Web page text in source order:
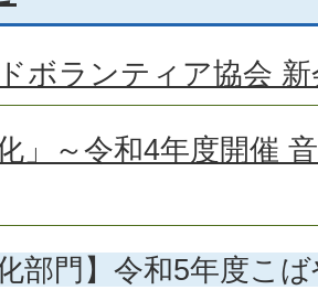
ボランティア協会
」～令和4年度開催
化部門】令和5年度こ